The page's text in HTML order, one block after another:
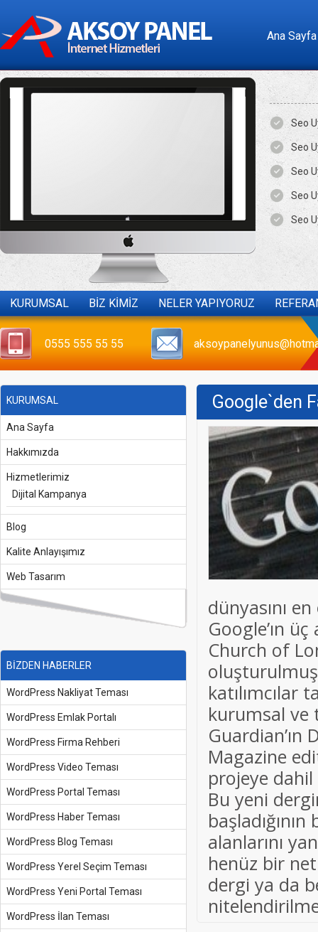
Ana Sayfa
Seo
Seo
Seo
Seo
Seo
KURUMSAL BİZ KİMİZ NELER YAPIYORUZ
0555 555 55 55
KURUMSAL
Ana Sayfa
Hakkımızda
Hizmetlerimiz
Dijital Kampanya
Blog
Kalite Anlayışımız
Web Tasarım
BİZDEN HABERLER
WordPress Nakliyat Teması
WordPress Emlak Portalı
WordPress Firma Rehberi
WordPress Video Teması
WordPress Portal Teması
WordPress Haber Teması
WordPress Blog Teması
WordPress Yerel Seçim Teması
WordPress Yeni Portal Teması
WordPress İlan Teması
Google`den
dünyasını
Google’ın
Church of
katılımcılar
kurumsal ve
Magazine
projeye
Bu yeni
alanlarını
henüz bir
dergi ya da